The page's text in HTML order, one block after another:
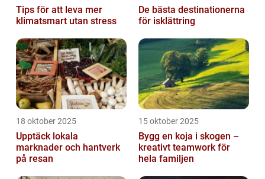
Tips för att leva mer
klimatsmart utan stress
De bästa destinationerna
för isklättring
18 oktober 2025
Upptäck lokala
marknader och hantverk
på resan
15 oktober 2025
Bygg en koja i skogen –
kreativt teamwork för
hela familjen